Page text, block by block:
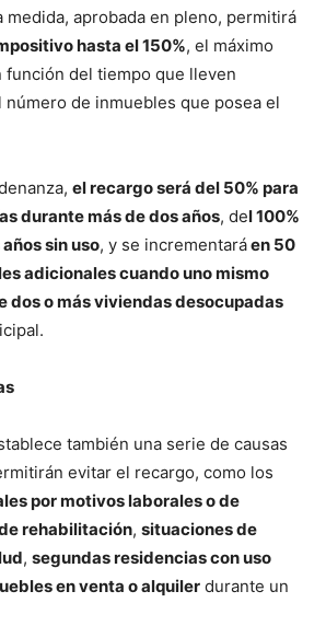
medida, aprobada en pleno, permitirá
hasta el 150%, el máximo
función del tiempo que lleven
número de inmuebles que posea el
el recargo será del 50% para
durante más de dos años, del 100%
sin uso, y se incrementaráen 50
adicionales cuando uno mismo
dos o más viviendas desocupadas
también una serie de causas
evitar el recargo, como los
por motivos laborales o de
rehabilitación, situaciones de
, segundas residencias con uso
en venta o alquiler durante un